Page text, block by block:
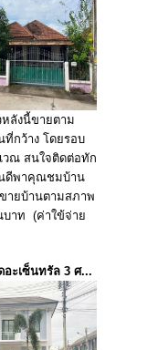
หลังนี้ขายตาม
กว้าง โดยรอบ
วณ สนใจติดต่อทัก
นดีพาคุณชมบ้าน
ายบ้านตามสภาพ
บาท (ค่าใข้จ่าย
อะเซ็นทรัล 3 ศ...